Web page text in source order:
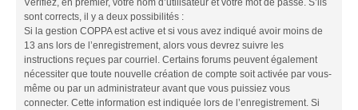
Vérifiez, en premier, votre nom d’utilisateur et votre mot de passe. S’ils
sont corrects, il y a deux possibilités :
Si la gestion COPPA est active et si vous avez indiqué avoir moins de
13 ans lors de l’enregistrement, alors vous devrez suivre les
instructions reçues par courriel. Certains forums peuvent également
nécessiter que toute nouvelle création de compte soit activée par vous-
même ou par un administrateur avant que vous puissiez vous
connecter. Cette information est indiquée lors de l’enregistrement. Si